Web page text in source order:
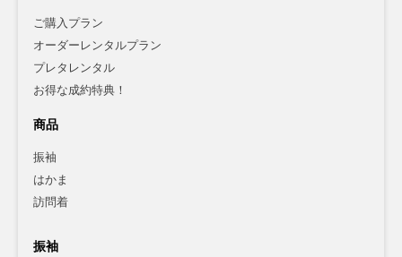
ご購入プラン
オーダーレンタルプラン
プレタレンタル
お得な成約特典！
商品
振袖
はかま
訪問着
振袖